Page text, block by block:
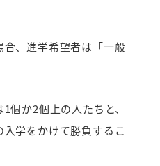
、進学希望者は「一般
個か2個上の人たちと、
学をかけて勝負するこ